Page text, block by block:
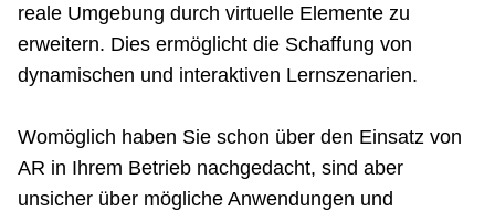
reale Umgebung durch virtuelle Elemente zu
erweitern. Dies ermöglicht die Schaffung von
dynamischen und interaktiven Lernszenarien.
Womöglich haben Sie schon über den Einsatz von
AR in Ihrem Betrieb nachgedacht, sind aber
unsicher über mögliche Anwendungen und